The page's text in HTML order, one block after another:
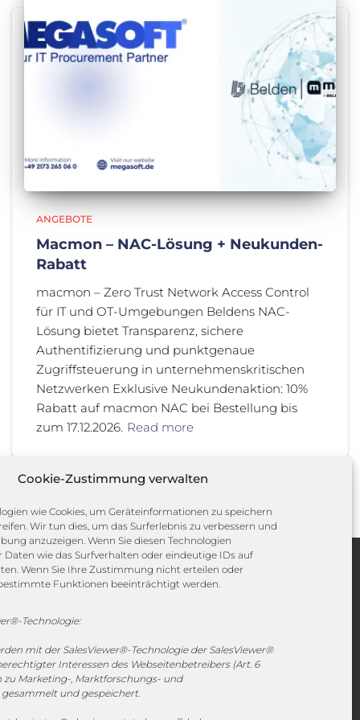
Cookie-Zustimmung verwalten
wie Cookies, um Geräteinformationen zu speichern
Wir tun dies, um das Surferlebnis zu verbessern und
anzuzeigen. Wenn Sie diesen Technologien
wie das Surfverhalten oder eindeutige IDs auf
Wenn Sie Ihre Zustimmung nicht erteilen oder
Funktionen beeinträchtigt werden.
Technologie:
mit der SalesViewer®-Technologie der SalesViewer®
Interessen des Webseitenbetreibers (Art. 6
zu Marketing-, Marktforschungs- und
und gespeichert.
ANGEBOTE
Macmon – NAC-Lösung + Neukunden-
Rabatt
macmon – Zero Trust Network Access Control
für IT und OT-Umgebungen Beldens NAC-
Lösung bietet Transparenz, sichere
Authentifizierung und punktgenaue
Zugriffsteuerung in unternehmenskritischen
Netzwerken Exklusive Neukundenaktion: 10%
Rabatt auf macmon NAC bei Bestellung bis
zum 17.12.2026. Read more
Channels
+49 2173 265 06 0
Mo. - Do. 08:00 - 17:00 Uhr